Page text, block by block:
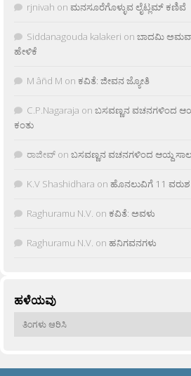
rjnivah on ಮನಸೂರೆಗೊಳ್ಳುವ ಲೈಟ್ಲಮ್ ಕಣಿವೆ
Siddanagouda kalakeri on ಬಾದಮಿ
ಹೇಳಿಕೆ
M âñd M on ಕವಿತೆ: ಜೀವನ ಜ್ಯೋತಿ
C.P.Nagaraja on ಬಸವಣ್ಣನ ವಚನಗಳಿಂದ
ಕಂತು
ರಾಜೀವ್ on ಬಸವಣ್ಣನ ವಚನಗಳಿಂದ ಆಯ್ದ
K.V Shashidhara on ಹೊನಲುವಿಗೆ 11
Raghuramu N.V. on ಕವಿತೆ: ಅವಳು
Raghuramu N.V. on ಹನಿಗವನಗಳು
ಹಳೆಯವು
ಹಳೆಯವು